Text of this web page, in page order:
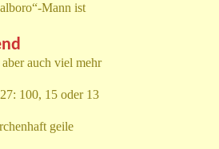
Mann ist
auch viel mehr
100, 15 oder 13
geile